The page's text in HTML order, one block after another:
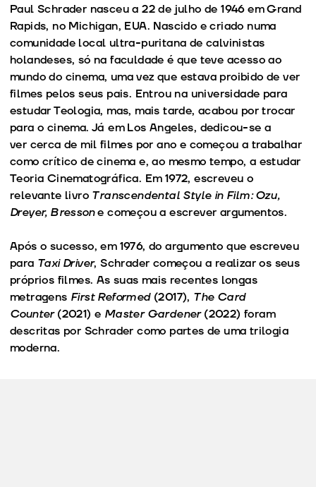
Paul Schrader nasceu a 22 de julho de 1946 em Grand
Rapids, no Michigan, EUA. Nascido e criado numa
comunidade local ultra-puritana de calvinistas
holandeses, só na faculdade é que teve acesso ao
mundo do cinema, uma vez que estava proibido de ver
filmes pelos seus pais. Entrou na universidade para
estudar Teologia, mas, mais tarde, acabou por trocar
para o cinema. Já em Los Angeles, dedicou-se a
ver cerca de mil filmes por ano e começou a trabalhar
como crítico de cinema e, ao mesmo tempo, a estudar
Teoria Cinematográfica. Em 1972, escreveu o
relevante livro Transcendental Style in Film: Ozu,
Dreyer, Bressone começou a escrever argumentos.
Após o sucesso, em 1976, do argumento que escreveu
para Taxi Driver, Schrader começou a realizar os seus
próprios filmes. As suas mais recentes longas
metragens First Reformed (2017), The Card
Counter(2021) e Master Gardener(2022) foram
descritas por Schrader como partes de uma trilogia
moderna.